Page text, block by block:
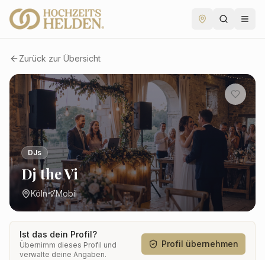
Zurück zur Übersicht
DJs
Dj the Vi
Köln Mobil
Ist das dein Profil?
Übernimm dieses Profil und
verwalte deine Angaben.
Profil übernehmen